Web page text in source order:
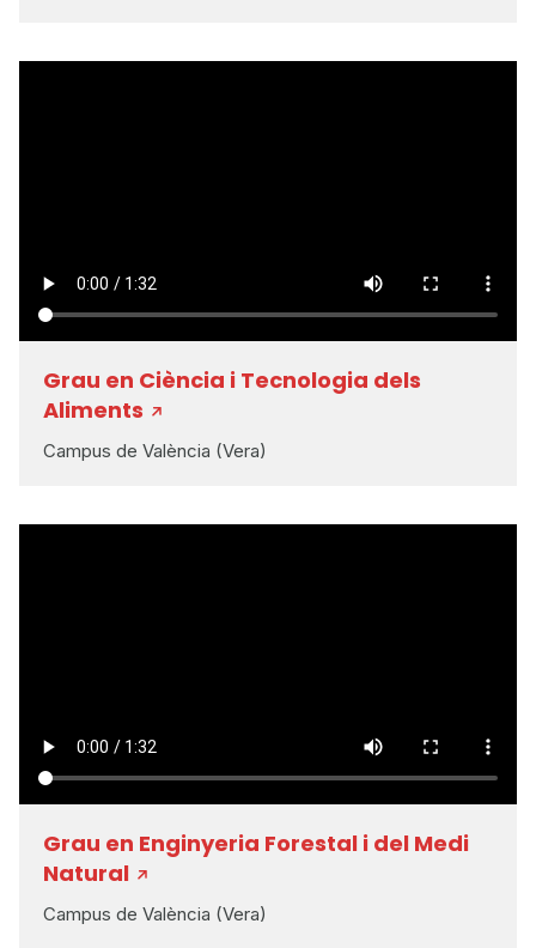
Grau en Ciència i Tecnologia dels
Aliments
Campus de València (Vera)
Grau en Enginyeria Forestal i del Medi
Natural
Campus de València (Vera)